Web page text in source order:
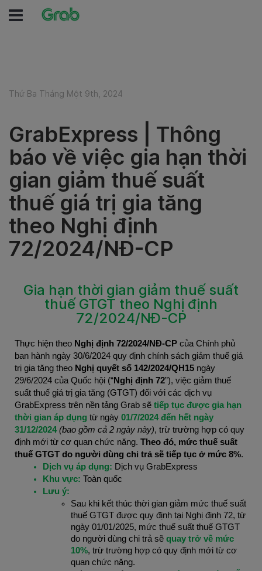
Thứ Ba Tháng Một 9th, 2024
GrabExpress | Thông
báo về việc gia hạn thời
gian giảm thuế suất
thuế giá trị gia tăng
theo Nghị định
72/2024/NĐ-CP
Gia hạn thời gian giảm thuế suất
thuế GTGT theo Nghị định
72/2024/NĐ-CP
Thực hiện theo Nghị định 72/2024/NĐ-CP của Chính phủ
ban hành ngày 30/6/2024 quy định chính sách giảm thuế giá
trị gia tăng theo Nghị quyết số 142/2024/QH15 ngày
29/6/2024 của Quốc hội (“Nghị định 72”), việc giảm thuế
suất thuế giá trị gia tăng (GTGT) đối với các dịch vụ
GrabExpress trên nền tảng Grab sẽ tiếp tục được gia hạn
thời gian áp dụng từ ngày 01/7/2024 đến hết ngày
31/12/2024 (bao gồm cả 2 ngày này), trừ trường hợp có quy
định mới từ cơ quan chức năng. Theo đó, mức thuế suất
thuế GTGT do người dùng chi trả sẽ tiếp tục ở mức 8%.
Dịch vụ áp dụng: Dịch vụ GrabExpress
Khu vực: Toàn quốc
Lưu ý:
Sau khi kết thúc thời gian giảm mức thuế suất
thuế GTGT được quy định tại Nghị định 72, từ
ngày 01/01/2025, mức thuế suất thuế GTGT
do người dùng chi trả sẽ quay trở về mức
10%, trừ trường hợp có quy định mới từ cơ
quan chức năng.